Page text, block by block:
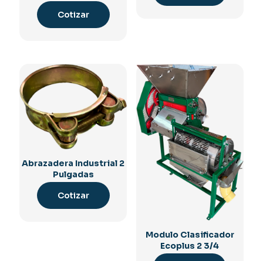
Cotizar
Abrazadera Industrial 2
Pulgadas
Cotizar
Modulo Clasificador
Ecoplus 2 3/4